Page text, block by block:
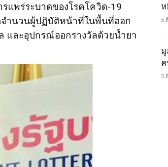
แพร่ระบาดของโรคโควิด-19
ำนวนผู้ปฏิบัติหน้าที่ในพื้นที่ออก
และอุปกรณ์ออกรางวัลด้วยน้ำยา
5
5